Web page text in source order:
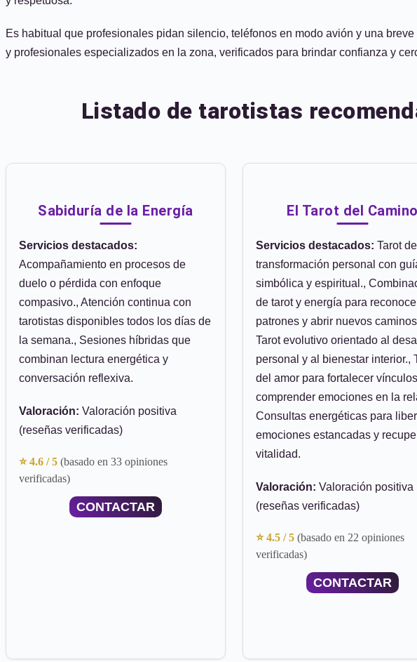
Es habitual que profesionales pidan silencio, teléfonos en modo avión y una
y profesionales especializados en la zona, verificados para brindar confianza y
Listado de tarotistas
Sabiduría de la Energía
Servicios destacados:
Acompañamiento en procesos de
duelo o pérdida con enfoque
compasivo., Atención continua con
tarotistas disponibles todos los días de
la semana., Sesiones híbridas que
combinan lectura energética y
conversación reflexiva.
Valoración: Valoración positiva
(reseñas verificadas)
⭐ 4.6 / 5 (basado en 33 opiniones
verificadas)
CONTACTAR
El Tarot del Camino
Servicios destacados: Tarot
transformación personal con
simbólica y espiritual.,
de tarot y energía para
patrones y abrir nuevos
Tarot evolutivo orientado al
personal y al bienestar interior.,
del amor para fortalecer
comprender emociones en la
Consultas energéticas para
emociones estancadas y
vitalidad.
Valoración: Valoración positiva
(reseñas verificadas)
⭐ 4.5 / 5 (basado en 22 opiniones
verificadas)
CONTACTAR